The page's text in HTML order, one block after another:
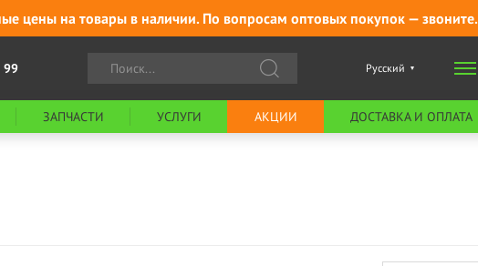
цены на товары в наличии. По вопросам оптовых покупок — звоните.
99 Русский
ЗАПЧАСТИ УСЛУГИ АКЦИИ ДОСТАВКА И ОПЛАТА